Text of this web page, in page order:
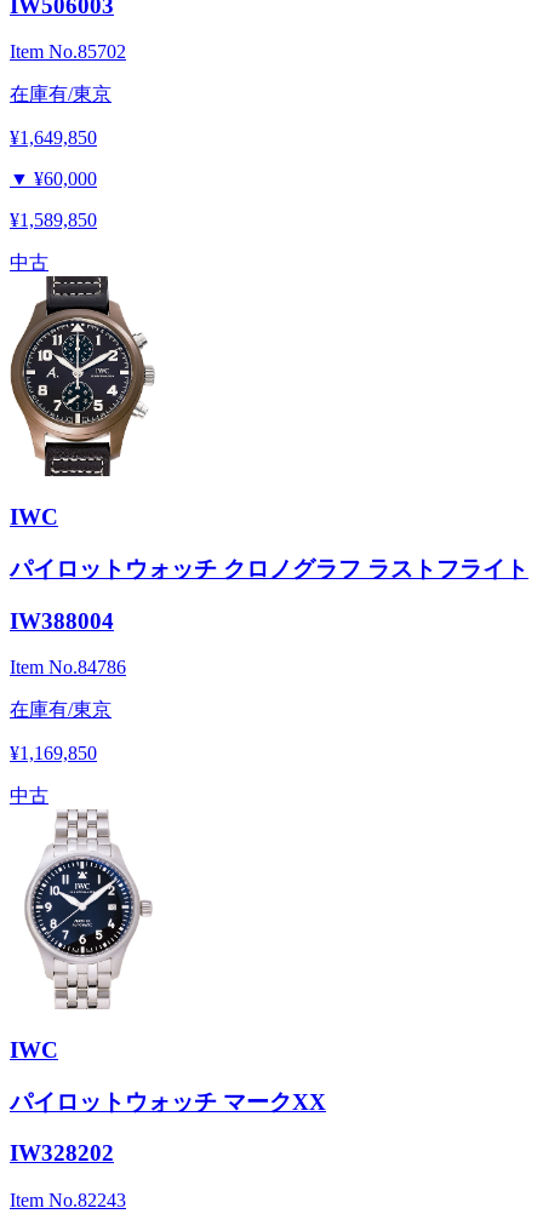
IW506003
Item No.85702
在庫有/東京
¥1,649,850
▼ ¥60,000
¥1,589,850
中古
IWC
パイロットウォッチ クロノグラフ ラストフライト
IW388004
Item No.84786
在庫有/東京
¥1,169,850
中古
IWC
パイロットウォッチ マークXX
IW328202
Item No.82243